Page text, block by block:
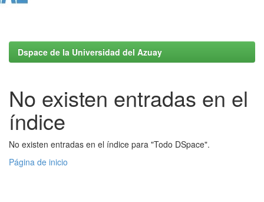
Dspace de la Universidad del Azuay
No existen entradas en el
índice
No existen entradas en el índice para "Todo DSpace".
Página de inicio